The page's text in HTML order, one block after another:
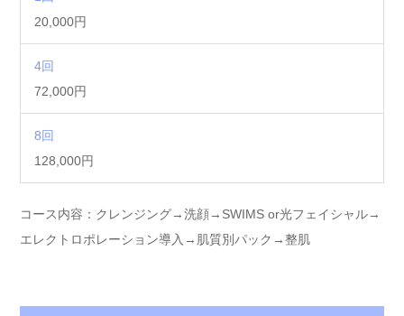
20,000円
4回
72,000円
8回
128,000円
コース内容：クレンジング→洗顔→SWIMS or光フェイシャル→
エレクトロポレーション導入→肌質別パック→整肌